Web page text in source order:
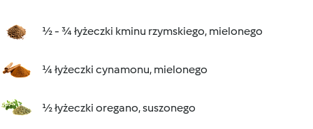
½ - ¾ łyżeczki kminu rzymskiego, mielonego
¼ łyżeczki cynamonu, mielonego
½ łyżeczki oregano, suszonego